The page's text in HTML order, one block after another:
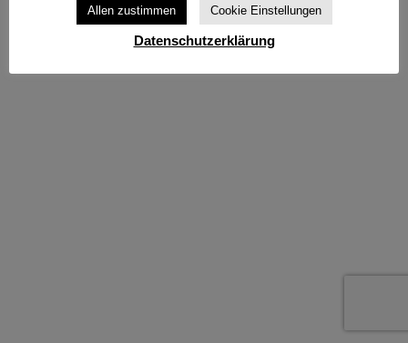
Allen zustimmen Cookie Einstellungen
Datenschutzerklärung